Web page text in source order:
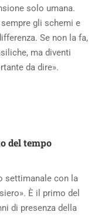
solo umana.
gli schemi e
Se non la fa,
ma diventi
da dire».
del tempo
settimanale con la
È il primo del
di presenza della